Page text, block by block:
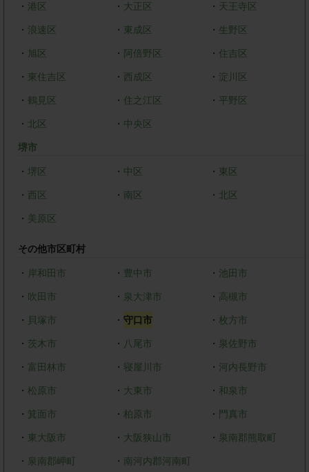
・ 港区 ・ 大正区 ・ 天王寺区
・ 浪速区 ・ 東成区 ・ 生野区
・ 旭区 ・ 阿倍野区 ・ 住吉区
・ 東住吉区 ・ 西成区 ・ 淀川区
・ 鶴見区 ・ 住之江区 ・平野区
・ 北区 ・ 中央区
堺市
・ 堺区 ・ 中区 ・ 東区
・ 西区 ・ 南区 ・ 北区
・ 美原区
その他市区町村
・ 岸和田市 ・ 豊中市 ・ 池田市
・ 吹田市 ・ 泉大津市 ・ 高槻市
・ 貝塚市 ・ 守口市 ・枚方市
・ 茨木市 ・ 八尾市 ・ 泉佐野市
・ 富田林市 ・ 寝屋川市 ・ 河内長野市
・ 松原市 ・ 大東市 ・ 和泉市
・ 箕面市 ・ 柏原市 ・ 門真市
・ 東大阪市 ・ 大阪狭山市 ・ 泉南郡熊取町
・ 泉南郡岬町 ・ 南河内郡河南町